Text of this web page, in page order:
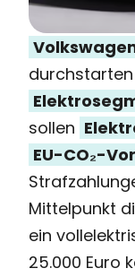
sollen
EU-CO₂-
Mittelpunkt
ein
25.000 Euro